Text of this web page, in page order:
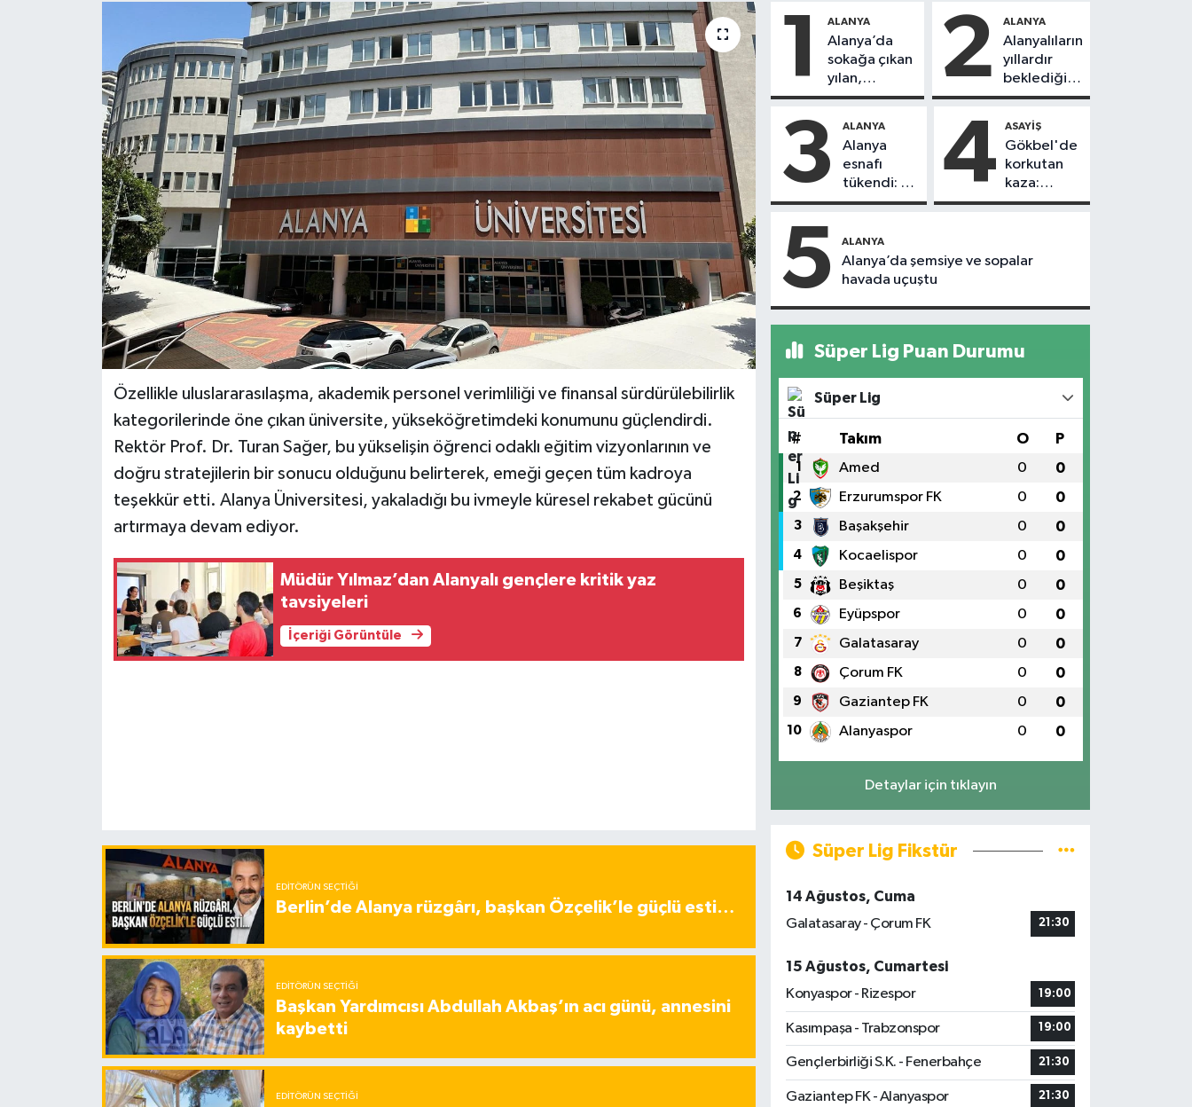
Özellikle uluslararasılaşma, akademik personel verimliliği ve finansal sürdürülebilirlik
kategorilerinde öne çıkan üniversite, yükseköğretimdeki konumunu güçlendirdi.
Rektör Prof. Dr. Turan Sağer, bu yükselişin öğrenci odaklı eğitim vizyonlarının ve
doğru stratejilerin bir sonucu olduğunu belirterek, emeği geçen tüm kadroya
teşekkür etti. Alanya Üniversitesi, yakaladığı bu ivmeyle küresel rekabet gücünü
artırmaya devam ediyor.
Müdür Yılmaz’dan Alanyalı gençlere kritik yaz
tavsiyeleri
İçeriği Görüntüle
EDITÖRÜN SEÇTIĞI
Berlin’de Alanya rüzgârı, başkan Özçelik’le güçlü esti…
EDITÖRÜN SEÇTIĞI
Başkan Yardımcısı Abdullah Akbaş’ın acı günü, annesini
kaybetti
EDITÖRÜN SEÇTIĞI
1 ALANYA
Alanya’da
sokağa çıkan
yılan,
vatandaşı
2 ALANYA
Alanyalıların
yıllardır
beklediği
yol askıdan
3 ALANYA
Alanya
esnafı
tükendi: 1
ayda 150
kapandı
4 ASAYIŞ
Gökbel'de
korkutan
kaza:
Başkanın
çarptı
5 ALANYA
Alanya’da şemsiye ve sopalar
havada uçuştu
Süper Lig Puan Durumu
Süper Lig
# Takım O P
1 Amed 0 0
2 Erzurumspor FK 0 0
3 Başakşehir 0 0
4 Kocaelispor 0 0
5 Beşiktaş 0 0
6 Eyüpspor 0 0
7 Galatasaray 0 0
8 Çorum FK 0 0
9 Gaziantep FK 0 0
10 Alanyaspor 0 0
Detaylar için tıklayın
Süper Lig Fikstür
14 Ağustos, Cuma
Galatasaray - Çorum FK
21:30
15 Ağustos, Cumartesi
Konyaspor - Rizespor
19:00
Kasımpaşa - Trabzonspor 19:00
Gençlerbirliği S.K. - Fenerbahçe 21:30
Gaziantep FK - Alanyaspor 21:30